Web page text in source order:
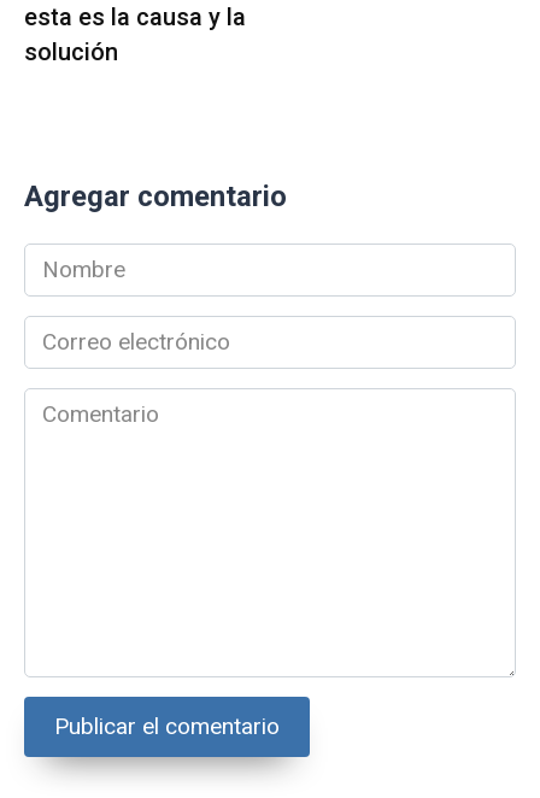
esta es la causa y la
solución
Agregar comentario
Nombre
*
Correo
electrónico
*Comentario